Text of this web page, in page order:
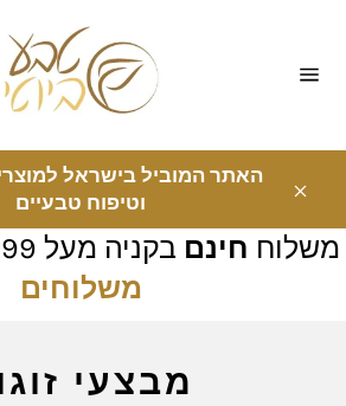
האתר המוביל בישראל
וטיפוח טבעיים
משלוח חינם בקניה מעל 299 ש"ח I
משלוחים
מבצעי